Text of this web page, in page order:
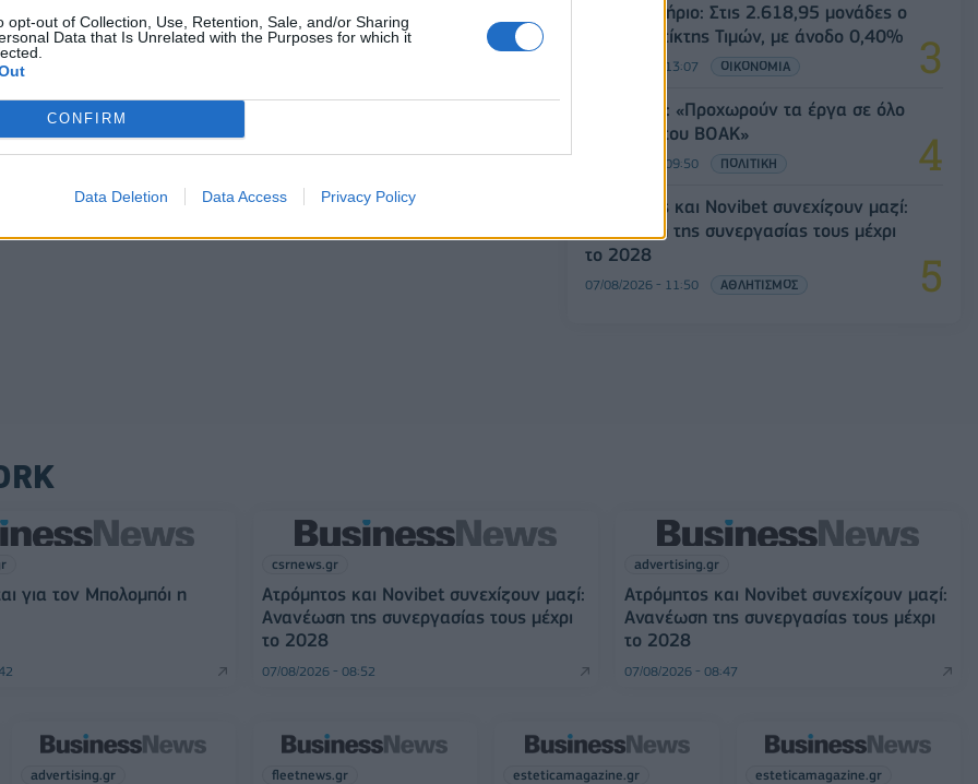
opt-out of Collection, Use, Retention, Sale, and/or Sharing
Data that Is Unrelated with the Purposes for which it
CONFIRM
Data Deletion Data Access Privacy Policy
Χρηματιστήριο: Στις 2.618,95 μονάδες ο
Γενικός Δείκτης Τιμών, με άνοδο 0,40%
07/08/2026 - 13:07 ΟΙΚΟΝΟΜΙΑ
Χρ. Δήμας: «Προχωρούν τα έργα σε όλο
το μήκος του ΒΟΑΚ»
07/08/2026 - 09:50 ΠΟΛΙΤΙΚΗ
Ατρόμητος και Novibet συνεχίζουν μαζί:
Ανανέωση της συνεργασίας τους μέχρι
το 2028
07/08/2026 - 11:50 ΑΘΛΗΤΙΣΜΟΣ
για τον Μπολομπόι η
csrnews.gr
Ατρόμητος και Novibet συνεχίζουν μαζί:
Ανανέωση της συνεργασίας τους μέχρι
το 2028
07/08/2026 - 08:52
advertising.gr
Ατρόμητος και Novibet συνεχίζουν μαζί:
Ανανέωση της συνεργασίας τους μέχρι
το 2028
07/08/2026 - 08:47
advertising.gr fleetnews.gr esteticamagazine.gr esteticamagazine.gr